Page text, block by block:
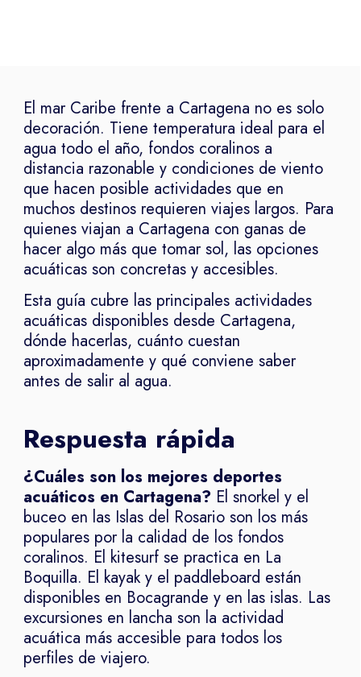
El mar Caribe frente a Cartagena no es solo
decoración. Tiene temperatura ideal para el
agua todo el año, fondos coralinos a
distancia razonable y condiciones de viento
que hacen posible actividades que en
muchos destinos requieren viajes largos. Para
quienes viajan a Cartagena con ganas de
hacer algo más que tomar sol, las opciones
acuáticas son concretas y accesibles.
Esta guía cubre las principales actividades
acuáticas disponibles desde Cartagena,
dónde hacerlas, cuánto cuestan
aproximadamente y qué conviene saber
antes de salir al agua.
Respuesta rápida
¿Cuáles son los mejores deportes
acuáticos en Cartagena? El snorkel y el
buceo en las Islas del Rosario son los más
populares por la calidad de los fondos
coralinos. El kitesurf se practica en La
Boquilla. El kayak y el paddleboard están
disponibles en Bocagrande y en las islas. Las
excursiones en lancha son la actividad
acuática más accesible para todos los
perfiles de viajero.